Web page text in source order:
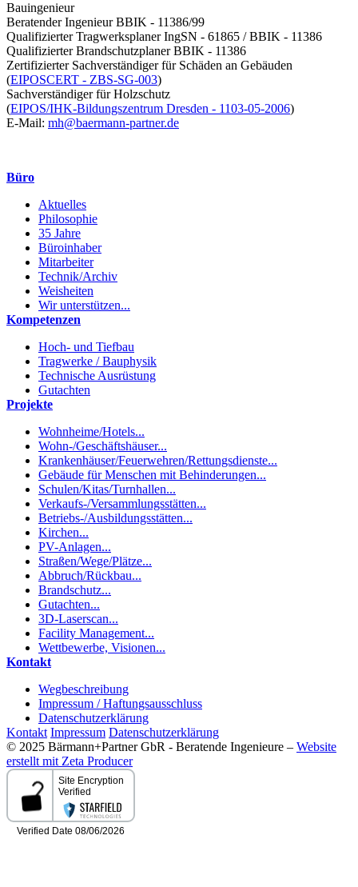
Bauingenieur
Beratender Ingenieur BBIK - 11386/99
Qualifizierter Tragwerksplaner IngSN - 61865 / BBIK - 11386
Qualifizierter Brandschutzplaner BBIK - 11386
Zertifizierter Sachverständiger für Schäden an Gebäuden
(EIPOSCERT - ZBS-SG-003)
Sachverständiger für Holzschutz
(EIPOS/IHK-Bildungszentrum Dresden - 1103-05-2006)
E-Mail: mh@baermann-partner.de
Büro
Aktuelles
Philosophie
35 Jahre
Büroinhaber
Mitarbeiter
Technik/Archiv
Weisheiten
Wir unterstützen...
Kompetenzen
Hoch- und Tiefbau
Tragwerke / Bauphysik
Technische Ausrüstung
Gutachten
Projekte
Wohnheime/Hotels...
Wohn-/Geschäftshäuser...
Krankenhäuser/Feuerwehren/Rettungsdienste...
Gebäude für Menschen mit Behinderungen...
Schulen/Kitas/Turnhallen...
Verkaufs-/Versammlungsstätten...
Betriebs-/Ausbildungsstätten...
Kirchen...
PV-Anlagen...
Straßen/Wege/Plätze...
Abbruch/Rückbau...
Brandschutz...
Gutachten...
3D-Laserscan...
Facility Management...
Wettbewerbe, Visionen...
Kontakt
Wegbeschreibung
Impressum / Haftungsausschluss
Datenschutzerklärung
Kontakt Impressum Datenschutzerklärung
© 2025 Bärmann+Partner GbR - Beratende Ingenieure – Website
erstellt mit Zeta Producer